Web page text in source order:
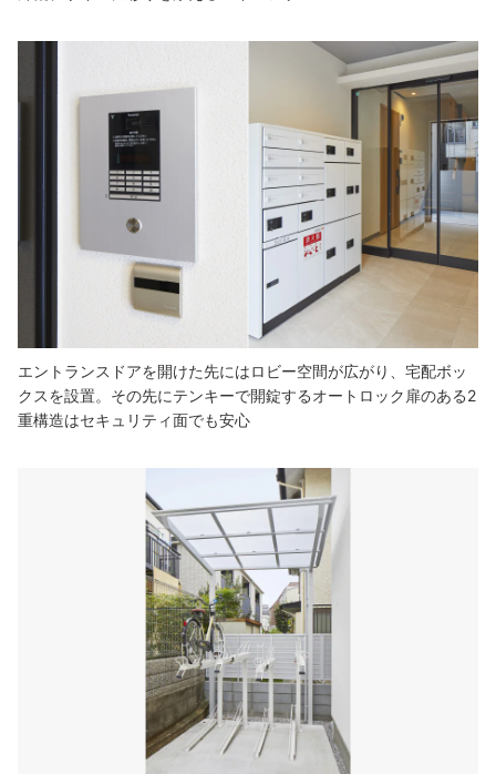
エントランスドアを開けた先にはロビー空間が広がり、宅配ボッ
クスを設置。その先にテンキーで開錠するオートロック扉のある2
重構造はセキュリティ面でも安心